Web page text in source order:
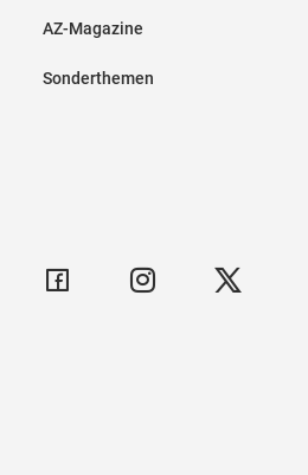
AZ-Magazine
Sonderthemen